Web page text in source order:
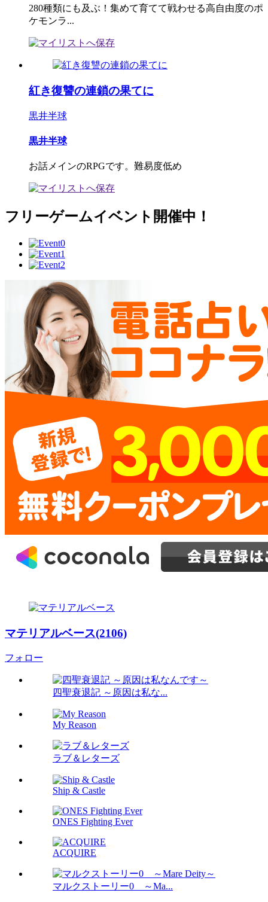
280種類にも及ぶ！集めて育てて戦わせる高自由度のポ
ケモンラ...
紅き復讐の連鎖の果てに
黒井半球
黒井半球
お話メインのRPGです。難易度低め
フリーゲームイベント開催中！
マテリアルベース(2106)
フォロー
四聖衰退記 ～原因は私な...
My Reason
ラブ＆レターズ
Ship & Castle
ONES Fighting Ever
ACQUIRE
マルクストーリー0 ～Ma...